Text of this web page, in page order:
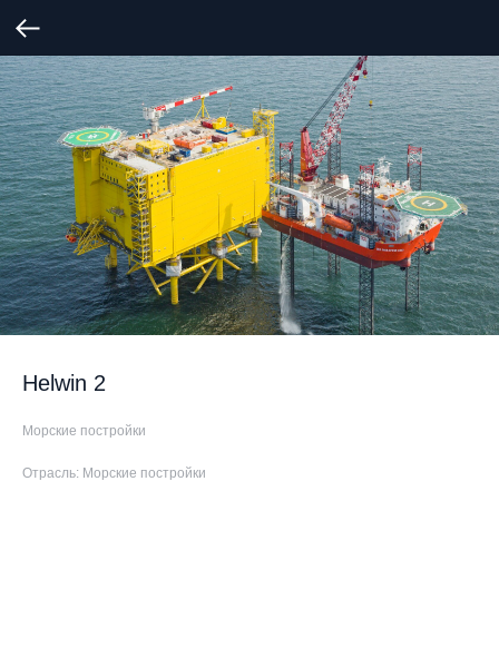
Helwin 2
Морские постройки
Отрасль: Морские постройки